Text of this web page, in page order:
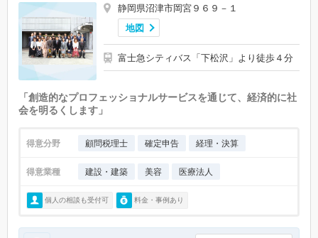
静岡県沼津市岡宮９６９－１
地図
富士急シティバス「下松沢」より徒歩４分
「創造的なプロフェッショナルサービスを通じて、経済的に社
会を明るくします」
得意分野 顧問税理士 確定申告 経理・決算
得意業種 建設・建築 美容 医療法人
個人の相談も受付可 料金・事例あり